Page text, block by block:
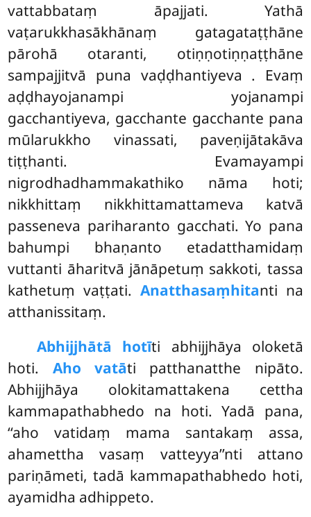
vattabbataṃ āpajjati. Yathā
vaṭarukkhasākhānaṃ gatagataṭṭhāne
pārohā otaranti, otiṇṇotiṇṇaṭṭhāne
sampajjitvā puna vaḍḍhantiyeva . Evaṃ
aḍḍhayojanampi yojanampi
gacchantiyeva, gacchante gacchante pana
mūlarukkho vinassati, paveṇijātakāva
tiṭṭhanti. Evamayampi
nigrodhadhammakathiko nāma hoti;
nikkhittaṃ nikkhittamattameva katvā
passeneva pariharanto gacchati. Yo pana
bahumpi bhaṇanto etadatthamidaṃ
vuttanti āharitvā jānāpetuṃ sakkoti, tassa
kathetuṃ vaṭṭati. Anatthasaṃhitanti na
atthanissitaṃ.
Abhijjhātā hotīti abhijjhāya oloketā
hoti. Aho vatāti patthanatthe nipāto.
Abhijjhāya olokitamattakena cettha
kammapathabhedo na hoti. Yadā pana,
‘‘aho vatidaṃ mama santakaṃ assa,
ahamettha vasaṃ vatteyya’’nti attano
pariṇāmeti, tadā kammapathabhedo hoti,
ayamidha adhippeto.